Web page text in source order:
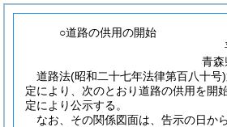
○道路の供用の開始
青森
道路法(昭和二十七年法律第百八十号)
定により、次のとおり道路の供用を開
定により公示する。
なお、その関係図面は、告示の日か